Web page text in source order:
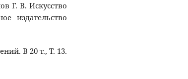
Г. В. Искусство
издательство
В 20 т., Т. 13.